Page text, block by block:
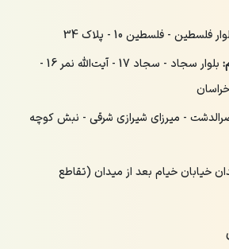
فلسطین - فلسطین 10 - پلاک 34
بلوار سجاد - سجاد 17 - آیت‌الله نمر 16 -
- میرزای شیرازی شرقی - نبش کوچه
خیابان خیام بعد از میدان (تقاطع